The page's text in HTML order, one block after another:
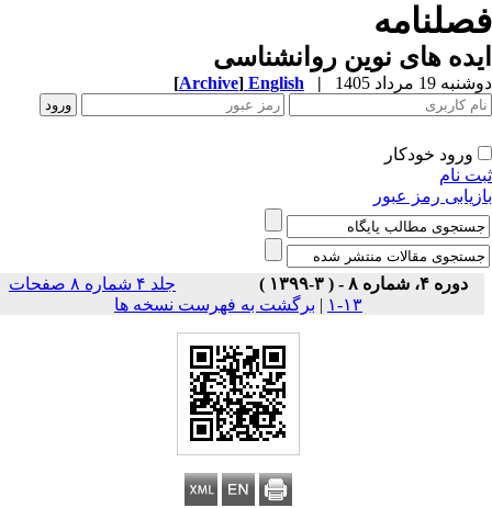
های نوین روانشناسی
19 مرداد 1405 |
English
[Archive]
ورود خودکار
نام
رمز عبور
دوره ۴، شماره ۸ - ( ۳-۱۳۹۹ )
جلد ۴ شماره ۸ صفحات
۱۳-۱
| برگشت به فهرست نسخه ها